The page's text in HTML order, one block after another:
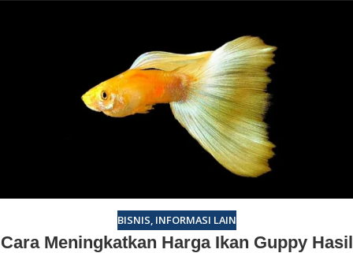
BISNIS, INFORMASI LAIN
Cara Meningkatkan Harga Ikan Guppy Hasil